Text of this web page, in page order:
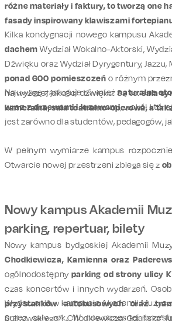
różne materiały i faktury, to tworzą one
fasady inspirowany klawiszami
Kilka kondygnacji nowego kampusu
dachem Wydział Wokalno-Aktorski,
Dźwięku oraz Wydział Dyrygentury,
ponad 600 pomieszczeń o różnym
najwyższej jakości dźwięku. Są to:sala
kameralna, sala teatralno-operowa, a
Na uwagę zasługuje równieżnaturalne
wraz z drzewami i krzewami, wokół
jest zarówno dla studentów, pedagogów,
W pełnym wymiarze kampus
Otwarcie nowej przestrzeni zbiega się z
Nowy kampus Akademii
parking, repertuar, bilety
Nowy kampus bydgoskiej Akademii
Chodkiewicza, Kamienna oraz
ogólnodostępny parking od strony ulicy
czas koncertów i innych wydarzeń.
przystanków autobusowych oraz
Sułkowskiego”, „Chodkiewicza-Gdańska”
Wydarzenia w kampusie Akademii
przez cały rok. W nowoczesnej